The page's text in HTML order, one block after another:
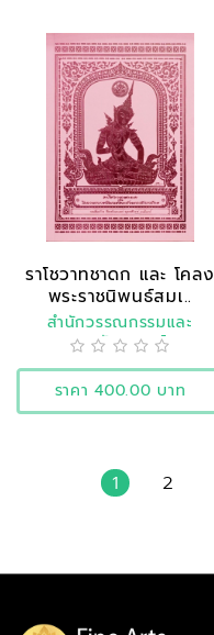
ราโชวาทชาดก และ โคลง
พระราชนิพนธ์สมเ..
สำนักวรรณกรรมและ
ประวัติศาสตร์
ราคา 400.00 บาท
1 2